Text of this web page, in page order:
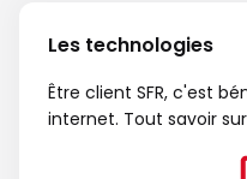
Les technologies
Être client SFR, c'est
internet. Tout savoir